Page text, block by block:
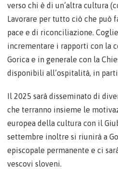
verso chi è di un’altra cultura
Lavorare per tutto ciò che può
pace e di riconciliazione.
incrementare i rapporti con la
Gorica e in generale con la
disponibili all’ospitalità, in
Il 2025 sarà disseminato di
che terranno insieme le
europea della cultura con il
settembre inoltre si riunirà a
episcopale permanente e ci
vescovi sloveni.